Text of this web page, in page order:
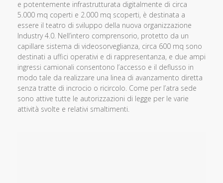
e potentemente infrastrutturata digitalmente di circa
5.000 mq coperti e 2.000 mq scoperti, è destinata a
essere il teatro di sviluppo della nuova organizzazione
Industry 4.0. Nell’intero comprensorio, protetto da un
capillare sistema di videosorveglianza, circa 600 mq sono
destinati a uffici operativi e di rappresentanza, e due ampi
ingressi camionali consentono l’accesso e il deflusso in
modo tale da realizzare una linea di avanzamento diretta
senza tratte di incrocio o ricircolo. Come per l’atra sede
sono attive tutte le autorizzazioni di legge per le varie
attività svolte e relativi smaltimenti.